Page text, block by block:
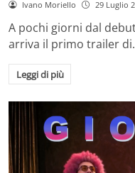
Ivano Moriello 29 Luglio
A pochi giorni dal
arriva il primo trailer
Leggi di più